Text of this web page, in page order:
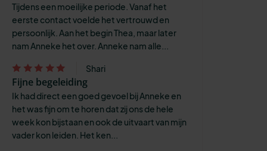
Tijdens een moeilijke periode. Vanaf het
eerste contact voelde het vertrouwd en
persoonlijk. Aan het begin Thea, maar later
nam Anneke het over. Anneke nam alle...
Shari
Fijne begeleiding
Ik had direct een goed gevoel bij Anneke en
het was fijn om te horen dat zij ons de hele
week kon bijstaan en ook de uitvaart van mijn
vader kon leiden. Het ken...